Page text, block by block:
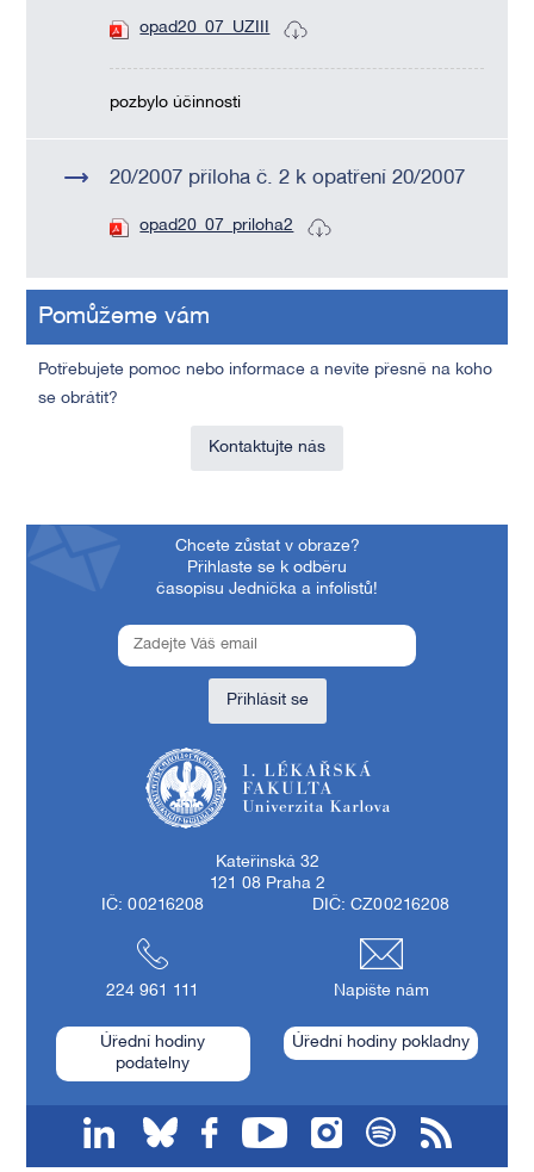
opad20_07_UZIII
pozbylo účinnosti
20/2007 příloha č. 2 k opatření 20/2007
opad20_07_priloha2
Pomůžeme vám
Potřebujete pomoc nebo informace a nevíte přesně na koho
se obrátit?
Kontaktujte nás
Chcete zůstat v obraze?
Přihlaste se k odběru
časopisu Jednička a infolistů!
Přihlásit se
Kateřinská 32
121 08 Praha 2
IČ: 00216208
DIČ: CZ00216208
224 961 111 Napište nám
Úřední hodiny
podatelny
Úřední hodiny pokladny